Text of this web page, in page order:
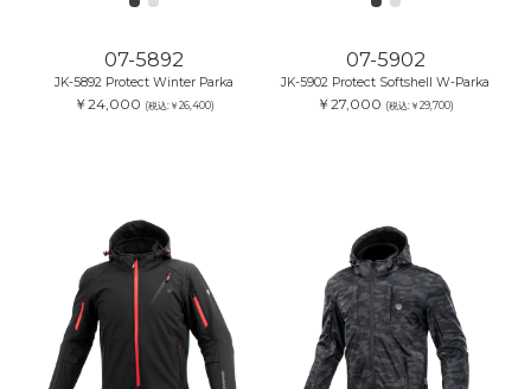
07-5892
JK-5892 Protect Winter Parka
￥24,000 (税込:￥26,400)
07-5902
JK-5902 Protect Softshell W-Parka
￥27,000 (税込:￥29,700)